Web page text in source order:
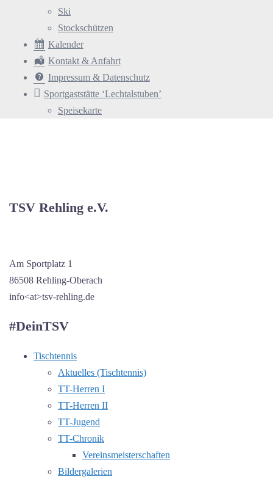
Ski
Stockschützen
Kalender
Kontakt & Anfahrt
Impressum & Datenschutz
Sportgaststätte ‘Lechtalstuben’
Speisekarte
TSV Rehling e.V.
Am Sportplatz 1
86508 Rehling-Oberach
info<at>tsv-rehling.de
#DeinTSV
Tischtennis
Aktuelles (Tischtennis)
TT-Herren I
TT-Herren II
TT-Jugend
TT-Chronik
Vereinsmeisterschaften
Bildergalerien